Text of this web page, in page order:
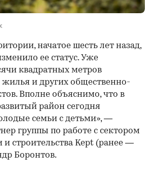
начатое шесть лет назад,
ее статус. Уже
квадратных метров
жилья и других общественно-
Вполне объяснимо, что в
район сегодня
семьи с детьми», —
группы по работе с сектором
строительства Kept (ранее —
Боронтов.